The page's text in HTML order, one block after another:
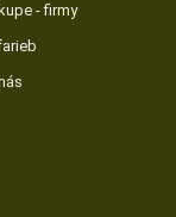
- firmy